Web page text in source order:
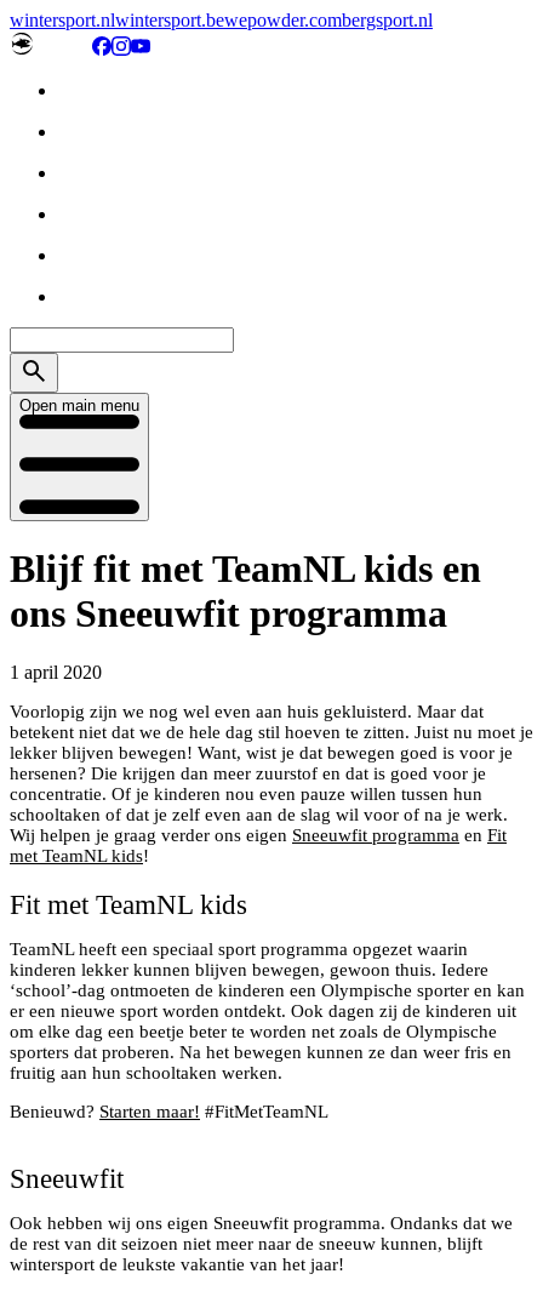
wintersport.nlwintersport.bewepowder.combergsport.nl
Open main menu
Blijf fit met TeamNL kids en
ons Sneeuwfit programma
1 april 2020
Voorlopig zijn we nog wel even aan huis gekluisterd. Maar dat
betekent niet dat we de hele dag stil hoeven te zitten. Juist nu moet je
lekker blijven bewegen! Want, wist je dat bewegen goed is voor je
hersenen? Die krijgen dan meer zuurstof en dat is goed voor je
concentratie. Of je kinderen nou even pauze willen tussen hun
schooltaken of dat je zelf even aan de slag wil voor of na je werk.
Wij helpen je graag verder ons eigen Sneeuwfit programma en Fit
met TeamNL kids!
Fit met TeamNL kids
TeamNL heeft een speciaal sport programma opgezet waarin
kinderen lekker kunnen blijven bewegen, gewoon thuis. Iedere
‘school’-dag ontmoeten de kinderen een Olympische sporter en kan
er een nieuwe sport worden ontdekt. Ook dagen zij de kinderen uit
om elke dag een beetje beter te worden net zoals de Olympische
sporters dat proberen. Na het bewegen kunnen ze dan weer fris en
fruitig aan hun schooltaken werken.
Benieuwd? Starten maar! #FitMetTeamNL
Sneeuwfit
Ook hebben wij ons eigen Sneeuwfit programma. Ondanks dat we
de rest van dit seizoen niet meer naar de sneeuw kunnen, blijft
wintersport de leukste vakantie van het jaar!